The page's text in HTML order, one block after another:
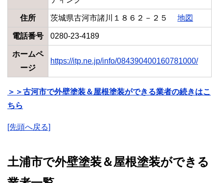
住所 茨城県古河市諸川１８６２－２５ 地図
電話番号 0280-23-4189
ホームペ
ージ
https://itp.ne.jp/info/084390400160781000/
＞＞古河市で外壁塗装＆屋根塗装ができる業者の続きはこ
ちら
[先頭へ戻る]
土浦市で外壁塗装＆屋根塗装ができる